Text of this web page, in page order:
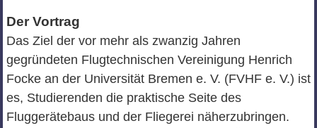
Der Vortrag
Das Ziel der vor mehr als zwanzig Jahren
gegründeten Flugtechnischen Vereinigung Henrich
Focke an der Universität Bremen e. V. (FVHF e. V.) ist
es, Studierenden die praktische Seite des
Fluggerätebaus und der Fliegerei näherzubringen.